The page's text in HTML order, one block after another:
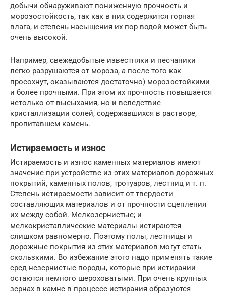
добычи обнаруживают пониженную прочность и
морозостойкость, так как в них содержится горная
влага, и степень насыщения их пор водой может быть
очень высокой.
Например, свежедобытые известняки и песчаники
легко разрушаются от мороза, а после того как
просохнут, оказываются достаточно) морозостойкими
и более прочными. При этом их прочность повышается
нетолько от высыхания, но и вследствие
кристаллизации солей, содержавшихся в растворе,
пропитавшем камень.
Истираемость и износ
Истираемость и износ каменных материалов имеют
значение при устройстве из этих материалов дорожных
покрытий, каменных полов, тротуаров, лестниц и т. п.
Степень истираемости зависит от твердости
составляющих материалов и от прочности сцепления
их между собой. Мелкозернистые; и
мелкокристаллические материалы истираются
слишком равномерно. Поэтому полы, лестницы и
дорожные покрытия из этих материалов могут стать
скользкими. Во избежание этого надо применять такие
сред незернистые породы, которые при истирании
остаются немного шероховатыми. При очень крупных
зернах в камне в процессе истирания образуются